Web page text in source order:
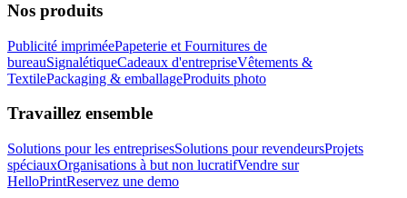
Nos produits
Publicité impriméePapeterie et Fournitures de
bureauSignalétiqueCadeaux d'entrepriseVêtements &
TextilePackaging & emballageProduits photo
Travaillez ensemble
Solutions pour les entreprisesSolutions pour revendeursProjets
spéciauxOrganisations à but non lucratifVendre sur
HelloPrintReservez une demo